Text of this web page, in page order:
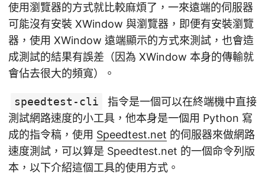
使用瀏覽器的方式就比較麻煩了，一來遠端的伺服器
可能沒有安裝 XWindow 與瀏覽器，即便有安裝瀏覽
器，使用 XWindow 遠端顯示的方式來測試，也會造
成測試的結果有誤差（因為 XWindow 本身的傳輸就
會佔去很大的頻寬）。
speedtest-cli
指令是一個可以在終端機中直接
測試網路速度的小工具，他本身是一個用 Python 寫
成的指令稿，使用 Speedtest.net 的伺服器來做網路
速度測試，可以算是 Speedtest.net 的一個命令列版
本，以下介紹這個工具的使用方式。